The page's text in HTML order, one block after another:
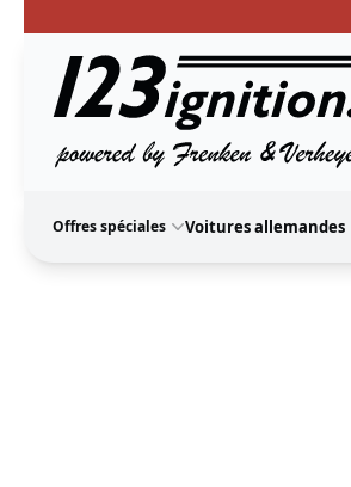
123ignition
Offres spéciales Voitures allemandes